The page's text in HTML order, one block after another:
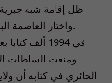
واختار العاصمة البريطانية لندن للإقامة فيها.
في 1994 ألف
ومنعت السلطات
الحائري في كتابه أن